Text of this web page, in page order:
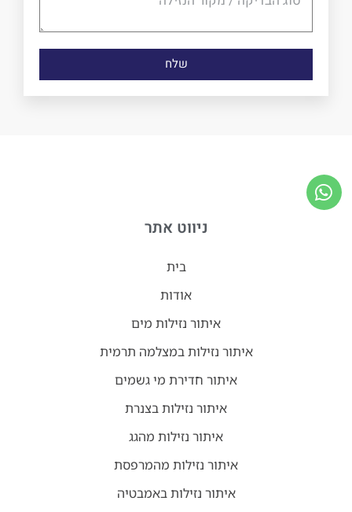
שלח
ניווט אתר
בית
אודות
איתור נזילות מים
איתור נזילות במצלמה תרמית
איתור חדירת מי גשמים
איתור נזילות בצנרת
איתור נזילות מהגג
איתור נזילות מהמרפסת
איתור נזילות באמבטיה